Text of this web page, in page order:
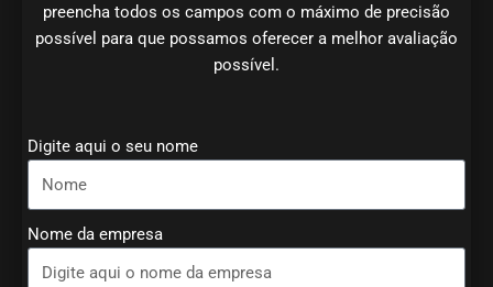
preencha todos os campos com o máximo de precisão
possível para que possamos oferecer a melhor avaliação
possível.
Digite aqui o seu nome
Nome da empresa